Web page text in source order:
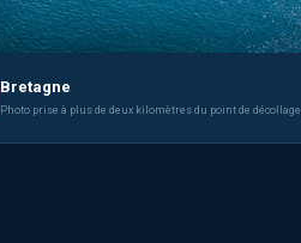
Bretagne
Photo prise à plus de deux kilomètres du point de décollage